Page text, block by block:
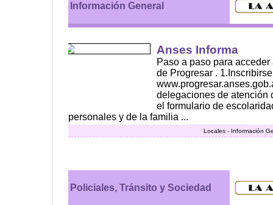
Información General
Anses Informa
Paso a paso para
de Progresar .
delegaciones de atención
el formulario de
personales y de la familia ...
Locales - Información
Policiales, Tránsito y Sociedad